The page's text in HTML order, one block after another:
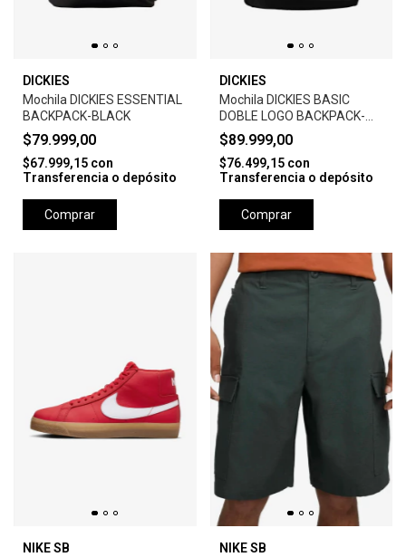
DICKIES
Mochila DICKIES ESSENTIAL
BACKPACK-BLACK
$79.999,00
$67.999,15 con
Transferencia o depósito
Comprar
DICKIES
Mochila DICKIES BASIC
DOBLE LOGO BACKPACK-
BLACK
$89.999,00
$76.499,15 con
Transferencia o depósito
Comprar
NIKE SB
NIKE SB